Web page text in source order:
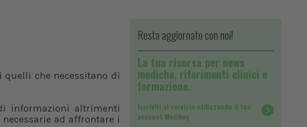
che necessitano di
informazioni altrimenti
ad affrontare i
Resta aggiornato con noi!
La tua risorsa per news
mediche, riferimenti clinici e
formazione.
Iscriviti al servizio utilizzando il tuo
account Medikey